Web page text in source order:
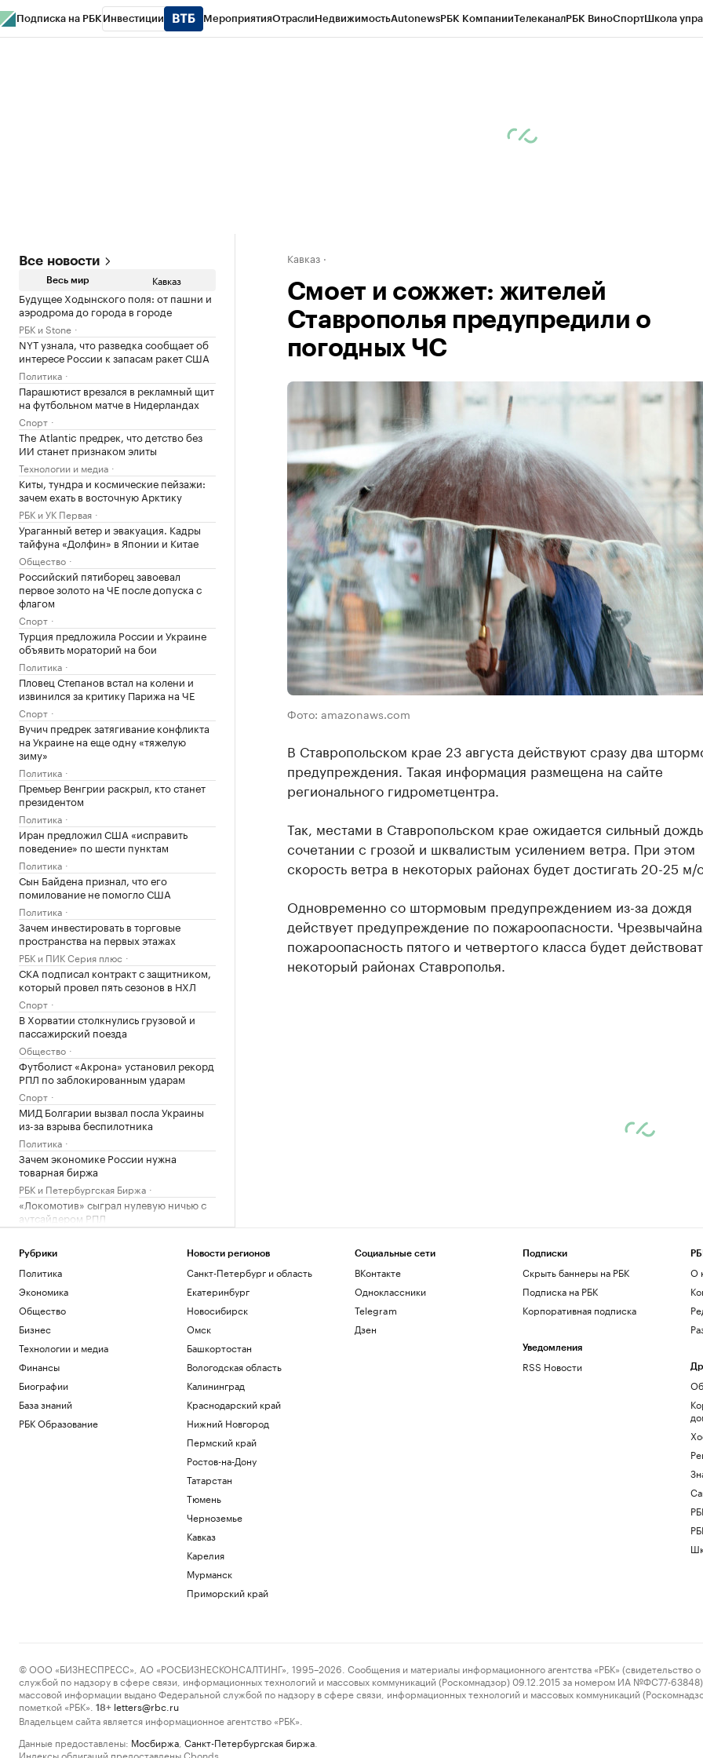
Подписка на РБК Инвестиции МероприятияОтраслиНедвижимостьAutonewsРБК КомпанииТелеканалРБК ВиноСпортШкола
Все новости
Весь мир Кавказ
Будущее Ходынского поля: от пашни и
аэродрома до города в городе
РБК и Stone
NYT узнала, что разведка сообщает об
интересе России к запасам ракет США
Политика
Парашютист врезался в рекламный щит
на футбольном матче в Нидерландах
Спорт
The Atlantic предрек, что детство без
ИИ станет признаком элиты
Технологии и медиа
Киты, тундра и космические пейзажи:
зачем ехать в восточную Арктику
РБК и УК Первая
Ураганный ветер и эвакуация. Кадры
тайфуна «Долфин» в Японии и Китае
Общество
Российский пятиборец завоевал
первое золото на ЧЕ после допуска с
флагом
Спорт
Турция предложила России и Украине
объявить мораторий на бои
Политика
Пловец Степанов встал на колени и
извинился за критику Парижа на ЧЕ
Спорт
Вучич предрек затягивание конфликта
на Украине на еще одну «тяжелую
зиму»
Политика
Премьер Венгрии раскрыл, кто станет
президентом
Политика
Иран предложил США «исправить
поведение» по шести пунктам
Политика
Сын Байдена признал, что его
помилование не помогло США
Политика
Зачем инвестировать в торговые
пространства на первых этажах
РБК и ПИК Серия плюс
СКА подписал контракт с защитником,
который провел пять сезонов в НХЛ
Спорт
В Хорватии столкнулись грузовой и
пассажирский поезда
Общество
Футболист «Акрона» установил рекорд
РПЛ по заблокированным ударам
Спорт
МИД Болгарии вызвал посла Украины
из-за взрыва беспилотника
Политика
Зачем экономике России нужна
товарная биржа
РБК и Петербургская Биржа
«Локомотив» сыграл нулевую ничью с
аутсайдером РПЛ
Кавказ
Смоет и сожжет: жителей
Ставрополья предупредили о
погодных ЧС
Фото: amazonaws.com
В Ставропольском крае 23 августа действуют сразу два
предупреждения. Такая информация размещена на сайте
регионального гидрометцентра.
Так, местами в Ставропольском крае ожидается сильный
сочетании с грозой и шквалистым усилением ветра. При этом
скорость ветра в некоторых районах будет достигать 20-25 м/с.
Одновременно со штормовым предупреждением из-за дождя
действует предупреждение по пожароопасности.
пожароопасность пятого и четвертого класса будет
некоторый районах Ставрополья.
Рубрики
Политика
Экономика
Общество
Бизнес
Технологии и медиа
Финансы
Биографии
База знаний
РБК Образование
Новости регионов
Санкт-Петербург и область
Екатеринбург
Новосибирск
Омск
Башкортостан
Вологодская область
Калининград
Краснодарский край
Нижний Новгород
Пермский край
Ростов-на-Дону
Татарстан
Тюмень
Черноземье
Кавказ
Карелия
Мурманск
Приморский край
Социальные сети
ВКонтакте
Одноклассники
Telegram
Дзен
Подписки
Скрыть баннеры на РБК
Подписка на РБК
Корпоративная подписка
Уведомления
RSS Новости
О
© ООО «БИЗНЕСПРЕСС», АО «РОСБИЗНЕСКОНСАЛТИНГ», 1995–2026. Сообщения и материалы информационного агентства «РБК» (свидетельство о
службой по надзору в сфере связи, информационных технологий и массовых коммуникаций (Роскомнадзор) 09.12.2015 за номером ИА №ФС77-63848)
массовой информации выдано Федеральной службой по надзору в сфере связи, информационных технологий и массовых коммуникаций
пометкой «РБК».
18+ letters@rbc.ru
Владельцем сайта является информационное агентство «РБК».
Данные предоставлены: Мосбиржа Санкт-Петербургская биржа
Индексы облигаций предоставлены Cbonds.